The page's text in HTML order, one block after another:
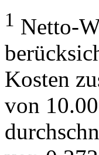
1 Netto-
Kosten
von